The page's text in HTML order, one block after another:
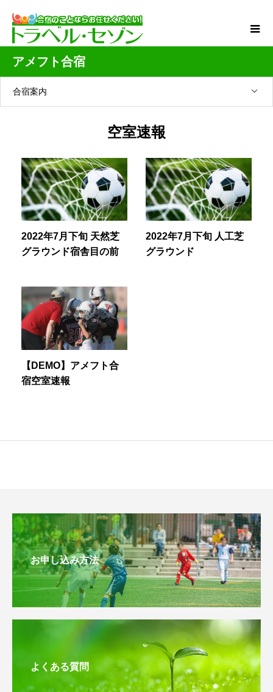
アメフト合宿
合宿案内
空室速報
2022年7月下旬 天然芝
グラウンド宿舎目の前
2022年7月下旬 人工芝
グラウンド
【DEMO】アメフト合
宿空室速報
お申し込み方法
よくある質問